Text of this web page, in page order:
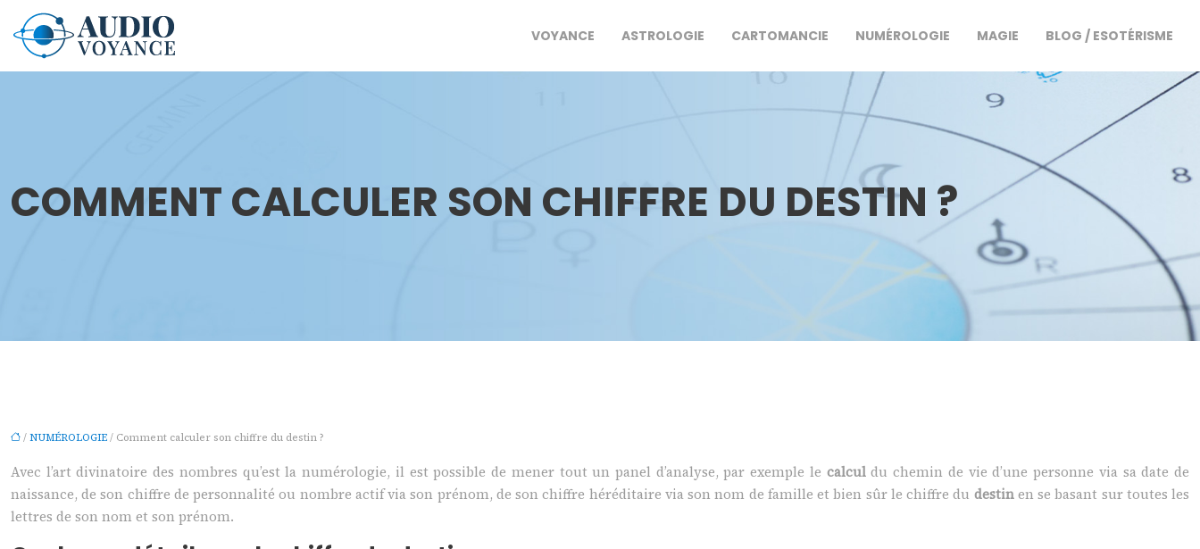
VOYANCE ASTROLOGIE CARTOMANCIE NUMÉROLOGIE MAGIE BLOG / ESOTÉRISME
COMMENT CALCULER SON CHIFFRE DU DESTIN ?
/ NUMÉROLOGIE / Comment calculer son chiffre du destin ?
Avec l’art divinatoire des nombres qu’est la numérologie, il est possible de mener tout un panel d’analyse, par exemple le calculdu chemin de vie d’une personne via sa date de
naissance, de son chiffre de personnalité ou nombre actif via son prénom, de son chiffre héréditaire via son nom de famille et bien sûr le chiffre du destinen se basant sur toutes les
lettres de son nom et son prénom.